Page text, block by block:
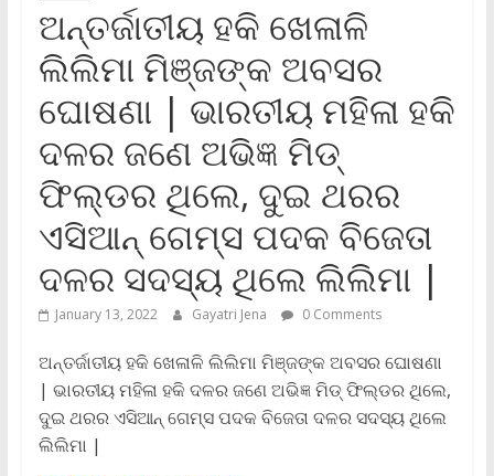
ଅନ୍ତର୍ଜାତୀୟ ହକି ଖେଳାଳି
ଲିଲିମା ମିଞ୍ଜଙ୍କ ଅବସର
ଘୋଷଣା | ଭାରତୀୟ ମହିଳା ହକି
ଦଳର ଜଣେ ଅଭିଜ୍ଞ ମିଡ୍
ଫିଲ୍ଡର ଥିଲେ, ଦୁଇ ଥରର
ଏସିଆନ୍ ଗେମ୍ସ ପଦକ ବିଜେତା
ଦଳର ସଦସ୍ୟ ଥିଲେ ଲିଲିମା |
January 13, 2022 Gayatri Jena 0 Comments
ଅନ୍ତର୍ଜାତୀୟ ହକି ଖେଳାଳି ଲିଲିମା ମିଞ୍ଜଙ୍କ ଅବସର ଘୋଷଣା
| ଭାରତୀୟ ମହିଳା ହକି ଦଳର ଜଣେ ଅଭିଜ୍ଞ ମିଡ୍ ଫିଲ୍ଡର ଥିଲେ,
ଦୁଇ ଥରର ଏସିଆନ୍ ଗେମ୍ସ ପଦକ ବିଜେତା ଦଳର ସଦସ୍ୟ ଥିଲେ
ଲିଲିମା |